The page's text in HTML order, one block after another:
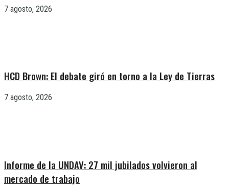
7 agosto, 2026
HCD Brown: El debate giró en torno a la Ley de Tierras
7 agosto, 2026
Informe de la UNDAV: 27 mil jubilados volvieron al
mercado de trabajo